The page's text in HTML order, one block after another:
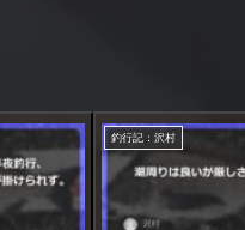
釣行記：沢村